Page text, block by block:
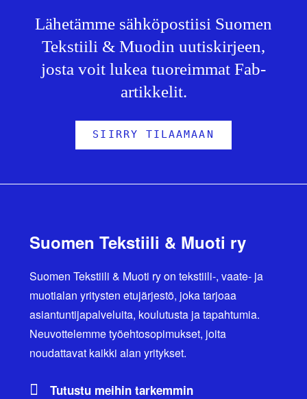
Lähetämme sähköpostiisi Suomen
Tekstiili & Muodin uutiskirjeen,
josta voit lukea tuoreimmat Fab-
artikkelit.
SIIRRY TILAAMAAN
Suomen Tekstiili & Muoti ry
Suomen Tekstiili & Muoti ry on tekstiili-, vaate- ja
muotialan yritysten etujärjestö, joka tarjoaa
asiantuntijapalveluita, koulutusta ja tapahtumia.
Neuvottelemme työehtosopimukset, joita
noudattavat kaikki alan yritykset.
Tutustu meihin tarkemmin